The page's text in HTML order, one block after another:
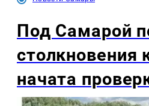
Под Самарой
столкновения
начата